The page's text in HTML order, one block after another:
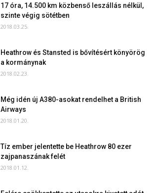
17 óra, 14.500 km közbenső leszállás nélkül,
szinte végig sötétben
2018.03.25.
Heathrow és Stansted is bővítésért könyörög
a kormánynak
2018.02.23.
Még idén új A380-asokat rendelhet a British
Airways
2018.01.20.
Tíz ember jelentette be Heathrow 80 ezer
zajpanaszának felét
2018.01.12.